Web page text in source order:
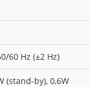
60 Hz (±2 Hz)
(stand-by), 0,6W